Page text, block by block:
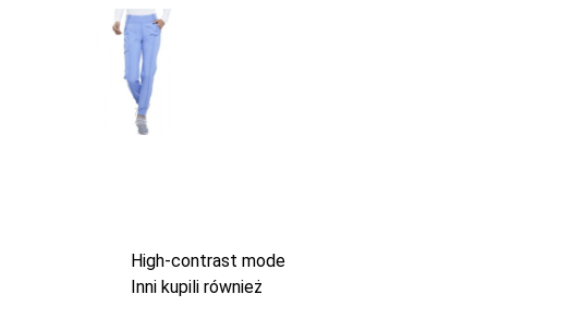
High-contrast mode
Inni kupili również